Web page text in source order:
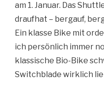
am 1. Januar. Das
draufhat – bergauf,
Ein klasse Bike mit
ich persönlich immer
klassische Bio-Bike
Switchblade wirklich